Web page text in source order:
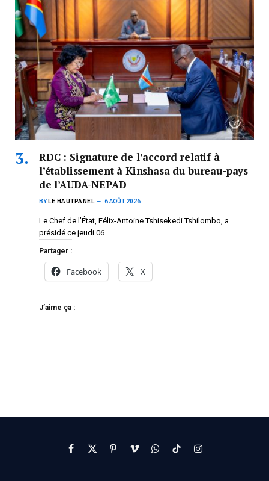
RDC : Signature de l’accord relatif à
l’établissement à Kinshasa du bureau-pays
de l’AUDA-NEPAD
BY LE HAUTPANEL 6 AOÛT 2026
Le Chef de l’État, Félix-Antoine Tshisekedi Tshilombo, a
présidé ce jeudi 06…
Partager :
Facebook X
J’aime ça :
Facebook
X
PinterestVimeoWhatsApp
TikTokInstagram